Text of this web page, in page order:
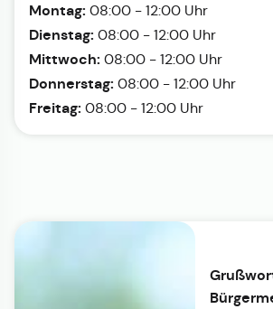
Montag: 08:00 - 12:00 Uhr
Dienstag: 08:00 - 12:00 Uhr
Mittwoch: 08:00 - 12:00 Uhr
Donnerstag: 08:00 - 12:00 Uhr
Freitag: 08:00 - 12:00 Uhr